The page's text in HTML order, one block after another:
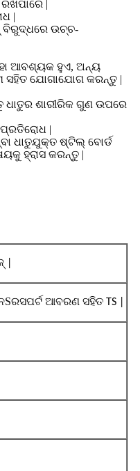
|
|
ବିରୁଦ୍ଧରେ ଉଚ୍ଚ-
ଆବଶ୍ୟକ ହୁଏ, ଅନ୍ୟ
ଯୋଗାଯୋଗ କରନ୍ତୁ |
ଧାତୁର ଶାରୀରିକ ଗୁଣ ଉପରେ
|
ଧାତୁଯୁକ୍ତ ଷ୍ଟିଲ୍ ବୋର୍ଡ
ହ୍ରାସ କରନ୍ତୁ |
|
Sରସପର୍ଟ ଆବରଣ ସହିତ TS |